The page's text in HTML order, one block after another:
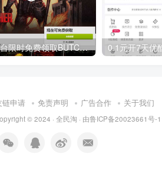
GOG平台限时免费领取BUTCHER（屠夫）
链申请 免责声明 广告合作 关于我们
© 2024 · 全民淘 · 由鲁ICP备20023661号-